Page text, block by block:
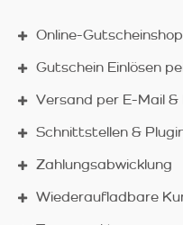
Online-Gutscheinshop
Gutschein Einlösen
Versand per E-Mail &
Schnittstellen &
Zahlungsabwicklung
Wiederaufladbare